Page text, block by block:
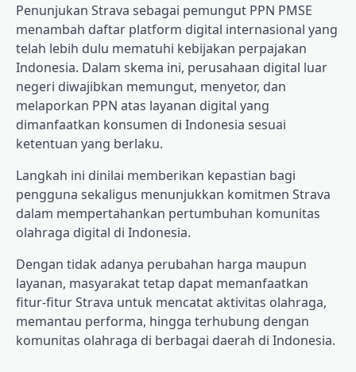
Penunjukan Strava sebagai pemungut PPN PMSE
menambah daftar platform digital internasional yang
telah lebih dulu mematuhi kebijakan perpajakan
Indonesia. Dalam skema ini, perusahaan digital luar
negeri diwajibkan memungut, menyetor, dan
melaporkan PPN atas layanan digital yang
dimanfaatkan konsumen di Indonesia sesuai
ketentuan yang berlaku.
Langkah ini dinilai memberikan kepastian bagi
pengguna sekaligus menunjukkan komitmen Strava
dalam mempertahankan pertumbuhan komunitas
olahraga digital di Indonesia.
Dengan tidak adanya perubahan harga maupun
layanan, masyarakat tetap dapat memanfaatkan
fitur-fitur Strava untuk mencatat aktivitas olahraga,
memantau performa, hingga terhubung dengan
komunitas olahraga di berbagai daerah di Indonesia.